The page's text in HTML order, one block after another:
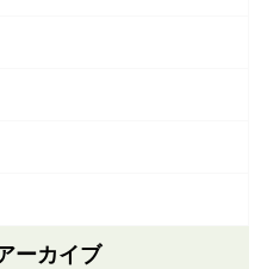
ーカイブ